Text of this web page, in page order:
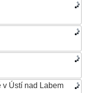
v Ústí nad Labem